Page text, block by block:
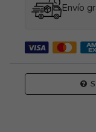
Envío